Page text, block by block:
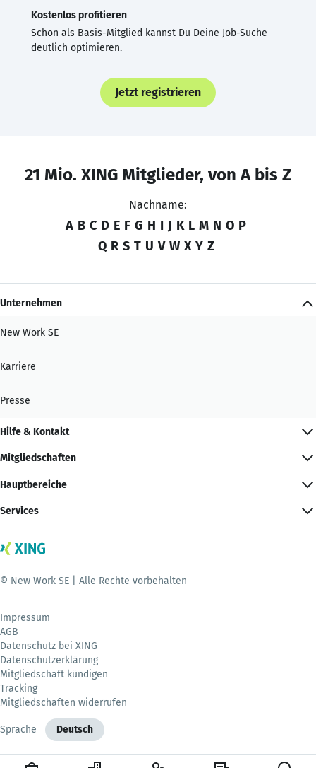
Kostenlos profitieren
Schon als Basis-Mitglied kannst Du Deine Job-Suche
deutlich optimieren.
Jetzt registrieren
21 Mio. XING Mitglieder, von A bis Z
Nachname:
A B C D E F G H I J K L M N O P
Q R S T U V W X Y Z
Unternehmen
New Work SE
Karriere
Presse
Hilfe & Kontakt
Mitgliedschaften
Hauptbereiche
Services
© New Work SE | Alle Rechte vorbehalten
Impressum
AGB
Datenschutz bei XING
Datenschutzerklärung
Mitgliedschaft kündigen
Tracking
Mitgliedschaften widerrufen
Sprache Deutsch